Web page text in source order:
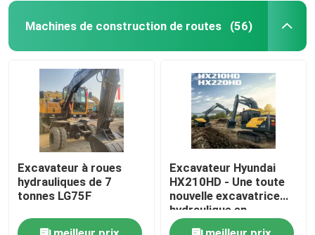
À la maison
Produits
Vidéos
Machines de construction de routes (56)
Excavateur à roues
hydrauliques de 7
tonnes LG75F
Excavateur Hyundai
HX210HD - Une toute
nouvelle excavatrice
hydraulique en
provenance de Chine